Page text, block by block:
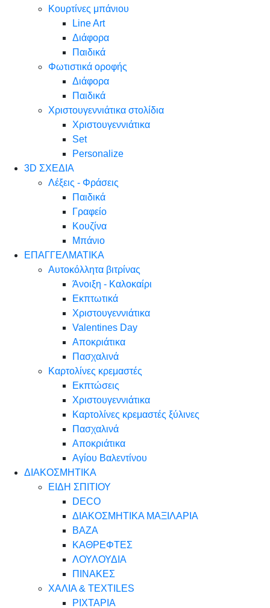
Κουρτίνες μπάνιου
Line Art
Διάφορα
Παιδικά
Φωτιστικά οροφής
Διάφορα
Παιδικά
Χριστουγεννιάτικα στολίδια
Χριστουγεννιάτικα
Set
Personalize
3D ΣΧΕΔΙΑ
Λέξεις - Φράσεις
Παιδικά
Γραφείο
Κουζίνα
Μπάνιο
ΕΠΑΓΓΕΛΜΑΤΙΚΑ
Αυτοκόλλητα βιτρίνας
Άνοιξη - Καλοκαίρι
Εκπτωτικά
Χριστουγεννιάτικα
Valentines Day
Αποκριάτικα
Πασχαλινά
Καρτολίνες κρεμαστές
Εκπτώσεις
Χριστουγεννιάτικα
Καρτολίνες κρεμαστές ξύλινες
Πασχαλινά
Αποκριάτικα
Αγίου Βαλεντίνου
ΔΙΑΚΟΣΜΗΤΙΚΑ
ΕΙΔΗ ΣΠΙΤΙΟΥ
DECO
ΔΙΑΚΟΣΜΗΤΙΚΑ ΜΑΞΙΛΑΡΙΑ
ΒΑΖΑ
ΚΑΘΡΕΦΤΕΣ
ΛΟΥΛΟΥΔΙΑ
ΠΙΝΑΚΕΣ
ΧΑΛΙΑ & TEXTILES
ΡΙΧΤΑΡΙΑ